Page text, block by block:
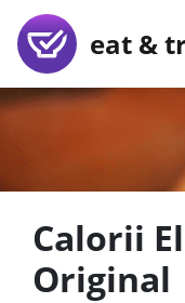
eat &
Calorii
Original